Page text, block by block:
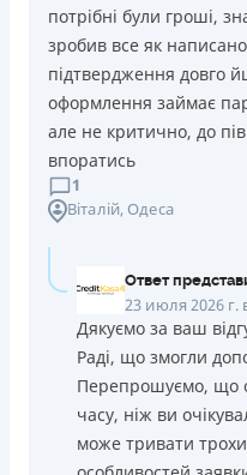
потрібні були гроші,
зробив все як
підтвердження довго
оформлення займає
але не критично, до
впоратись
1
Віталій, Одеса
Ответ
23 июля 2026 г.
Дякуємо за ваш
Раді, що змогли
Перепрошуємо, що
часу, ніж ви
може тривати